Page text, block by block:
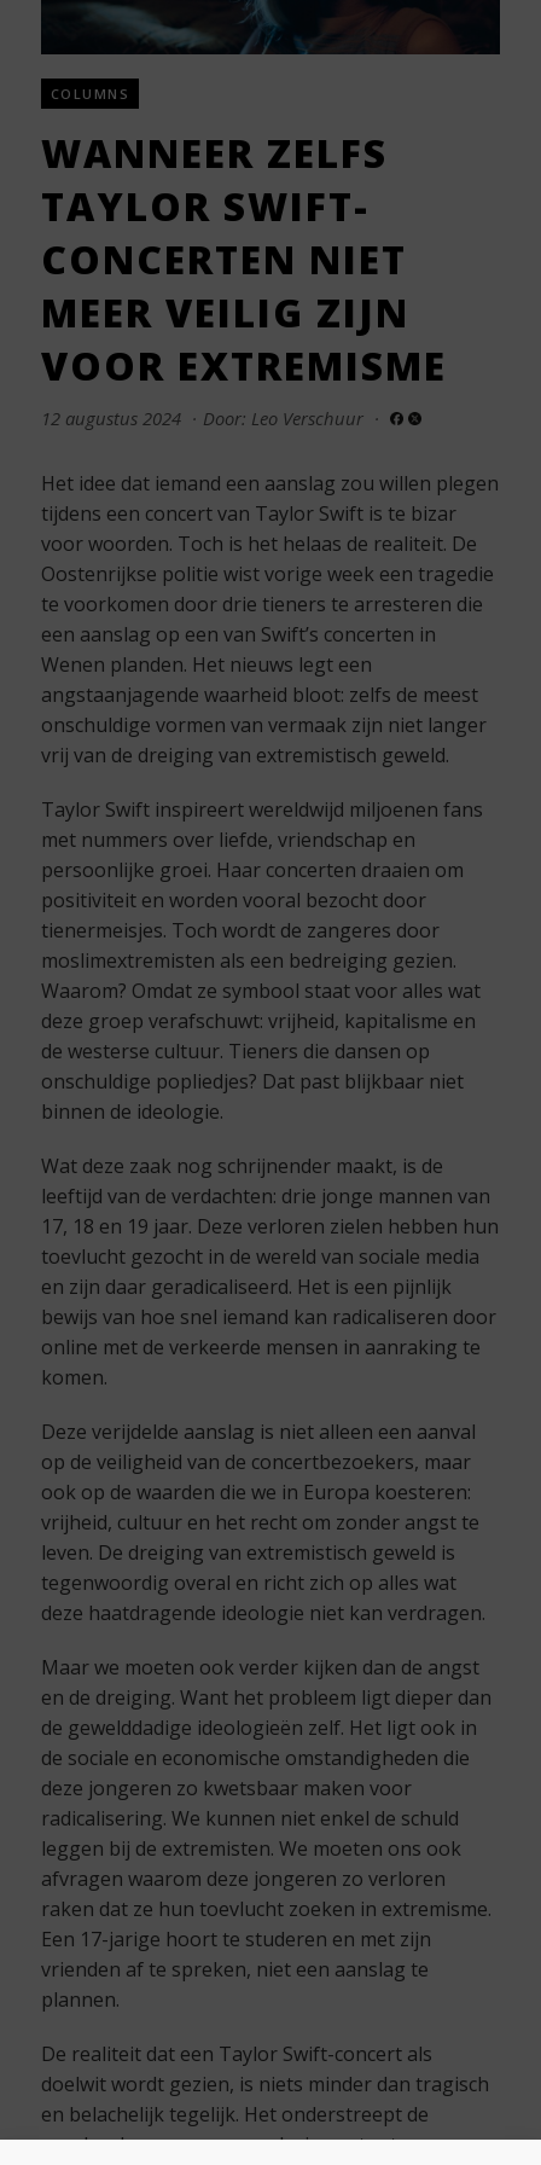
COLUMNS
WANNEER ZELFS
TAYLOR SWIFT-
CONCERTEN NIET
MEER VEILIG ZIJN
VOOR EXTREMISME
12 augustus 2024 · Door: Leo Verschuur ·
Het idee dat iemand een aanslag zou willen plegen
tijdens een concert van Taylor Swift is te bizar
voor woorden. Toch is het helaas de realiteit. De
Oostenrijkse politie wist vorige week een tragedie
te voorkomen door drie tieners te arresteren die
een aanslag op een van Swift’s concerten in
Wenen planden. Het nieuws legt een
angstaanjagende waarheid bloot: zelfs de meest
onschuldige vormen van vermaak zijn niet langer
vrij van de dreiging van extremistisch geweld.
Taylor Swift inspireert wereldwijd miljoenen fans
met nummers over liefde, vriendschap en
persoonlijke groei. Haar concerten draaien om
positiviteit en worden vooral bezocht door
tienermeisjes. Toch wordt de zangeres door
moslimextremisten als een bedreiging gezien.
Waarom? Omdat ze symbool staat voor alles wat
deze groep verafschuwt: vrijheid, kapitalisme en
de westerse cultuur. Tieners die dansen op
onschuldige popliedjes? Dat past blijkbaar niet
binnen de ideologie.
Wat deze zaak nog schrijnender maakt, is de
leeftijd van de verdachten: drie jonge mannen van
17, 18 en 19 jaar. Deze verloren zielen hebben hun
toevlucht gezocht in de wereld van sociale media
en zijn daar geradicaliseerd. Het is een pijnlijk
bewijs van hoe snel iemand kan radicaliseren door
online met de verkeerde mensen in aanraking te
komen.
Deze verijdelde aanslag is niet alleen een aanval
op de veiligheid van de concertbezoekers, maar
ook op de waarden die we in Europa koesteren:
vrijheid, cultuur en het recht om zonder angst te
leven. De dreiging van extremistisch geweld is
tegenwoordig overal en richt zich op alles wat
deze haatdragende ideologie niet kan verdragen.
Maar we moeten ook verder kijken dan de angst
en de dreiging. Want het probleem ligt dieper dan
de gewelddadige ideologieën zelf. Het ligt ook in
de sociale en economische omstandigheden die
deze jongeren zo kwetsbaar maken voor
radicalisering. We kunnen niet enkel de schuld
leggen bij de extremisten. We moeten ons ook
afvragen waarom deze jongeren zo verloren
raken dat ze hun toevlucht zoeken in extremisme.
Een 17-jarige hoort te studeren en met zijn
vrienden af te spreken, niet een aanslag te
plannen.
De realiteit dat een Taylor Swift-concert als
doelwit wordt gezien, is niets minder dan tragisch
en belachelijk tegelijk. Het onderstreept de
noodzaak om onze samenleving extra te